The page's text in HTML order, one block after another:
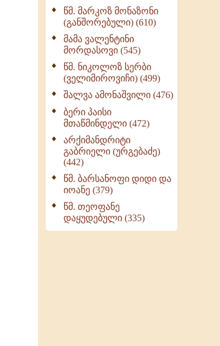
ოთხი ასეული თავი
სიყვარულის შესახებ
(259)
წმ. მარკოზ მონაზონი
(განშორებული) (610)
მამა ვალენტინი
მორდასოვი (545)
წმ. ნიკოლოზ სერბი
(ველიმიროვიჩი) (499)
შალვა ამონაშვილი (476)
ბერი პაისი
მთაწმინდელი (472)
არქიმანდრიტი
გაბრიელი (ურგებაძე)
(442)
წმ. ბარსანოფი დიდი და
იოანე (379)
წმ. თეოფანე
დაყუდებული (335)